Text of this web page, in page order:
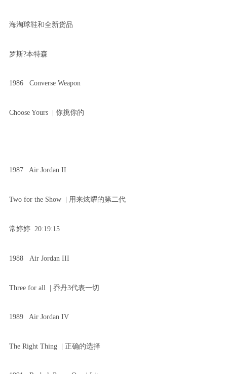
海淘球鞋和全新货品
罗斯?本特森
1986 Converse Weapon
Choose Yours | 你挑你的
1987 Air Jordan II
Two for the Show | 用来炫耀的第二代
常婷婷 20:19:15
1988 Air Jordan III
Three for all | 乔丹3代表一切
1989 Air Jordan IV
The Right Thing | 正确的选择